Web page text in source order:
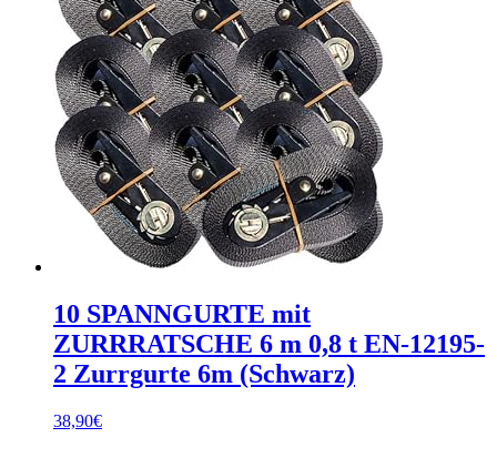
10 SPANNGURTE mit
ZURRRATSCHE 6 m 0,8 t EN-12195-
2 Zurrgurte 6m (Schwarz)
38,90€